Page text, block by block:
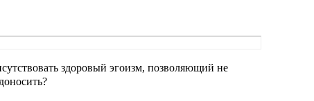
здоровый эгоизм, позволяющий не